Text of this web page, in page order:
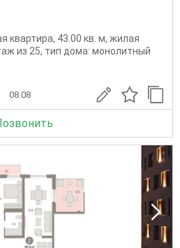
квартира, 43.00 кв. м, жилая
из 25, тип дома: монолитный
08.08